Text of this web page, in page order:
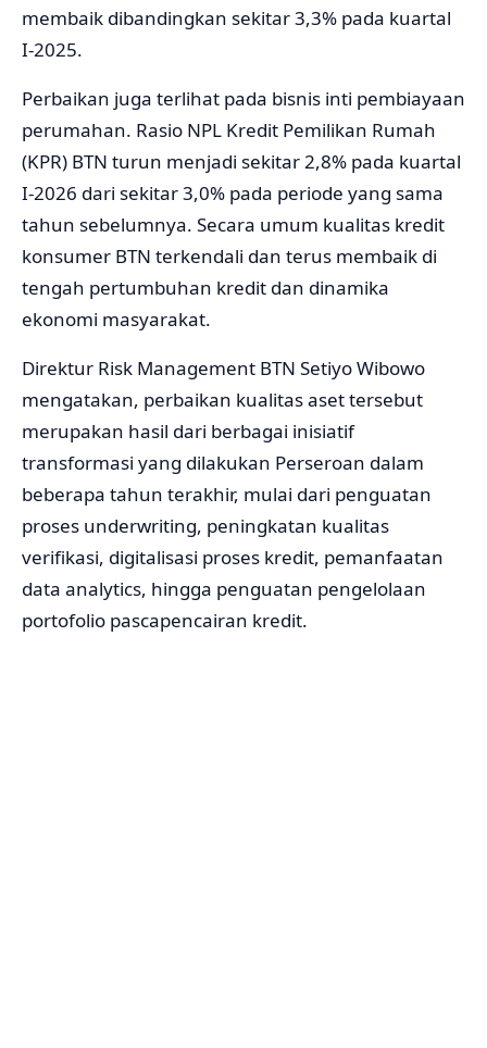
membaik dibandingkan sekitar 3,3% pada kuartal
I-2025.
Perbaikan juga terlihat pada bisnis inti pembiayaan
perumahan. Rasio NPL Kredit Pemilikan Rumah
(KPR) BTN turun menjadi sekitar 2,8% pada kuartal
I-2026 dari sekitar 3,0% pada periode yang sama
tahun sebelumnya. Secara umum kualitas kredit
konsumer BTN terkendali dan terus membaik di
tengah pertumbuhan kredit dan dinamika
ekonomi masyarakat.
Direktur Risk Management BTN Setiyo Wibowo
mengatakan, perbaikan kualitas aset tersebut
merupakan hasil dari berbagai inisiatif
transformasi yang dilakukan Perseroan dalam
beberapa tahun terakhir, mulai dari penguatan
proses underwriting, peningkatan kualitas
verifikasi, digitalisasi proses kredit, pemanfaatan
data analytics, hingga penguatan pengelolaan
portofolio pascapencairan kredit.